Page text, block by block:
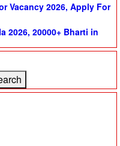
Vacancy 2026, Apply For
2026, 20000+ Bharti in